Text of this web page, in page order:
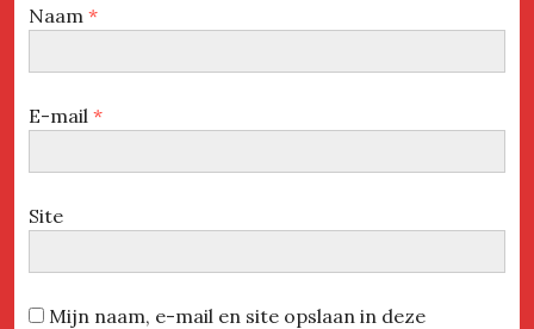
Naam *
E-mail *
Site
Mijn naam, e-mail en site opslaan in deze